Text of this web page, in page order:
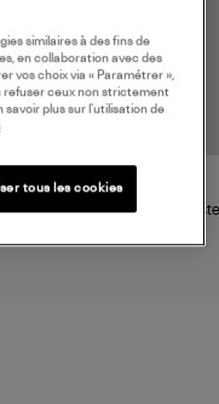
ADIDAS
Light Brown,
similaires à des fins de
en collaboration avec des
vos choix via « Paramétrer »,
refuser ceux non strictement
plus sur l’utilisation de
tous les cookies